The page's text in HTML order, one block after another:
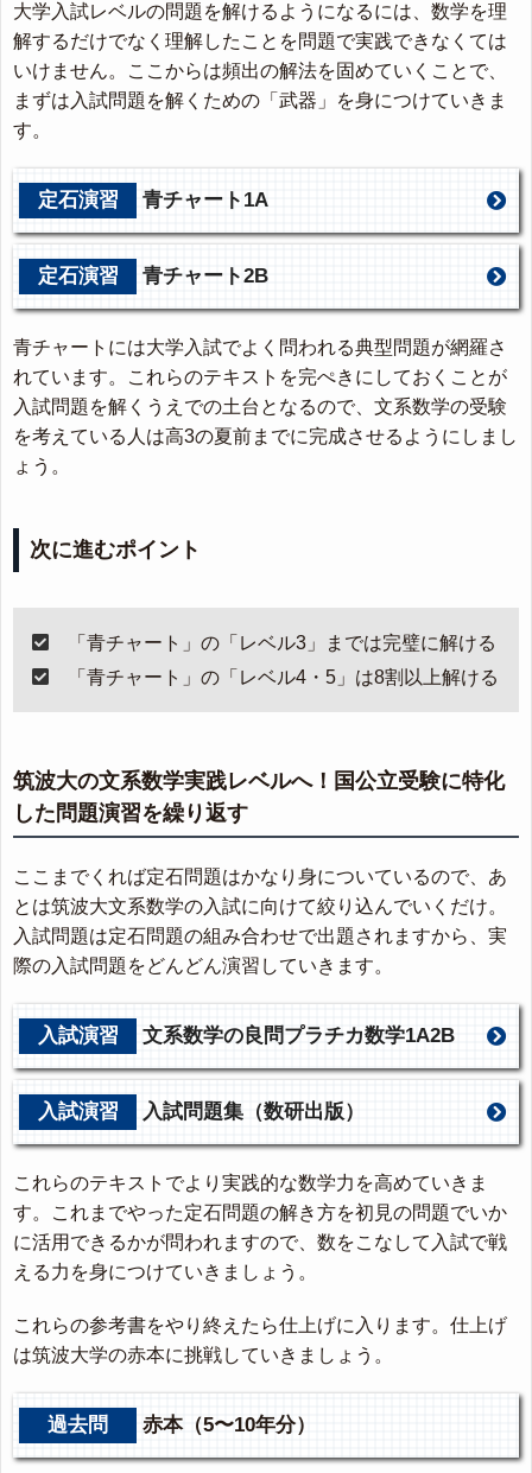
大学入試レベルの問題を解けるようになるには、数学を理
解するだけでなく理解したことを問題で実践できなくては
いけません。ここからは頻出の解法を固めていくことで、
まずは入試問題を解くための「武器」を身につけていきま
す。
定石演習 青チャート1A
定石演習 青チャート2B
青チャートには大学入試でよく問われる典型問題が網羅さ
れています。これらのテキストを完ぺきにしておくことが
入試問題を解くうえでの土台となるので、文系数学の受験
を考えている人は高3の夏前までに完成させるようにしまし
ょう。
次に進むポイント
「青チャート」の「レベル3」までは完璧に解ける
「青チャート」の「レベル4・5」は8割以上解ける
筑波大の文系数学実践レベルへ！国公立受験に特化
した問題演習を繰り返す
ここまでくれば定石問題はかなり身についているので、あ
とは筑波大文系数学の入試に向けて絞り込んでいくだけ。
入試問題は定石問題の組み合わせで出題されますから、実
際の入試問題をどんどん演習していきます。
入試演習 文系数学の良問プラチカ数学1A2B
入試演習 入試問題集（数研出版）
これらのテキストでより実践的な数学力を高めていきま
す。これまでやった定石問題の解き方を初見の問題でいか
に活用できるかが問われますので、数をこなして入試で戦
える力を身につけていきましょう。
これらの参考書をやり終えたら仕上げに入ります。仕上げ
は筑波大学の赤本に挑戦していきましょう。
過去問 赤本（5〜10年分）